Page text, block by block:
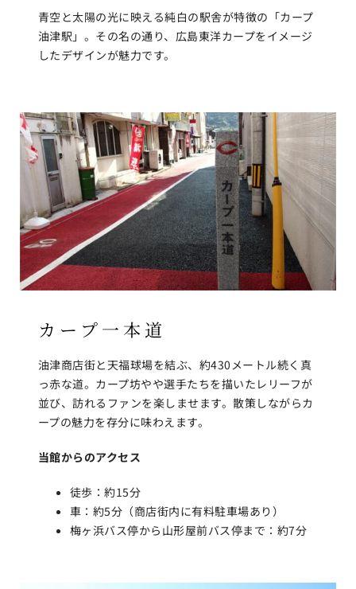
青空と太陽の光に映える純白の駅舎が特徴の「カープ
油津駅」。その名の通り、広島東洋カープをイメージ
したデザインが魅力です。
カープ一本道
油津商店街と天福球場を結ぶ、約430メートル続く真
っ赤な道。カープ坊やや選手たちを描いたレリーフが
並び、訪れるファンを楽しませます。散策しながらカ
ープの魅力を存分に味わえます。
当館からのアクセス
徒歩：約15分
車：約5分（商店街内に有料駐車場あり）
梅ヶ浜バス停から山形屋前バス停まで：約7分